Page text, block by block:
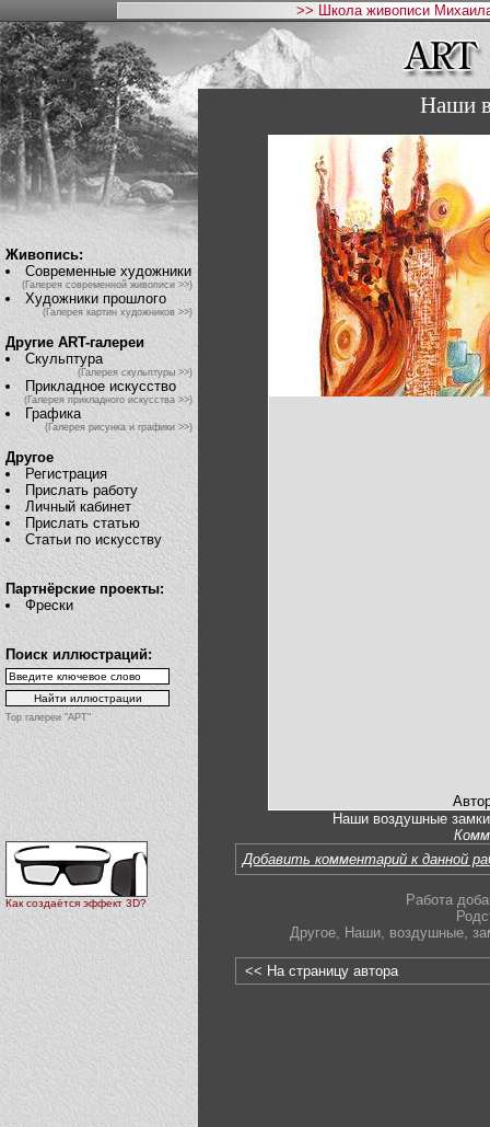
>> Школа живописи
Живопись:
Современные художники
(Галерея современной живописи >>)
Художники прошлого
(Галерея картин художников >>)
Другие ART-галереи
Скульптура
(Галерея скульптуры >>)
Прикладное искусство
(Галерея прикладного искусства >>)
Графика
(Галерея рисунка и графики >>)
Другое
Регистрация
Прислать работу
Личный кабинет
Прислать статью
Статьи по искусству
Партнёрские проекты:
Фрески
Поиск иллюстраций:
Top галереи "АРТ"
Как создаётся эффект 3D?
Наши
Наши воздушные
Добавить комментарий к данной
Работа
Другое, Наши, воздушные,
<< На страницу автора